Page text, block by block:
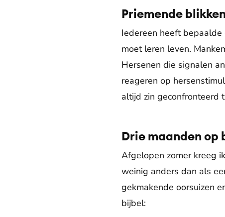
Priemende
Iedereen heeft bepaalde
moet leren leven.
Hersenen die signalen
reageren op
altijd zin geconfronteerd
Drie maanden op
Afgelopen zomer kreeg
weinig anders dan als
gekmakende oorsuizen
bijbel: